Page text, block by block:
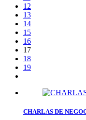
12
13
14
15
16
17
18
19
CHARLAS DE